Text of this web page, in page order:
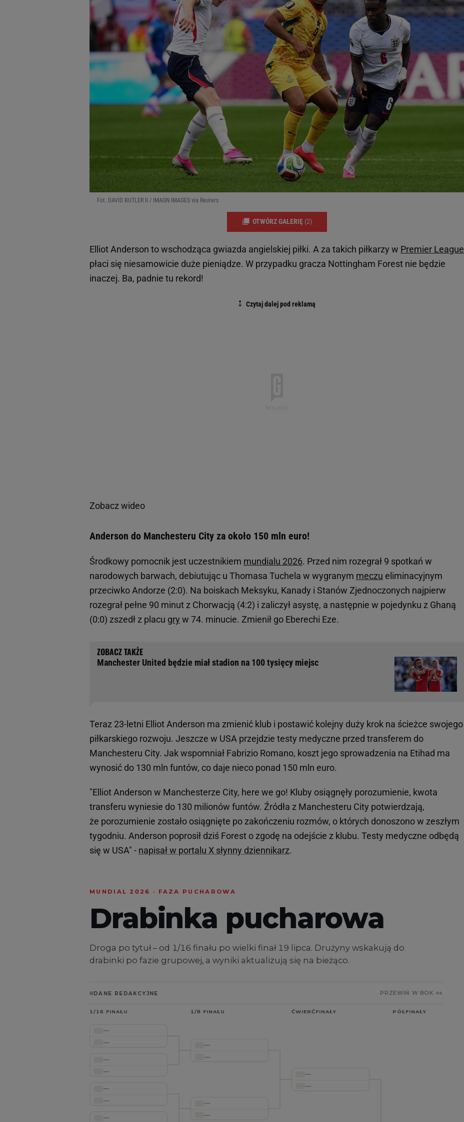
Fot. DAVID BUTLER II / IMAGN IMAGES via Reuters
OTWÓRZ GALERIĘ (2)
Elliot Anderson to wschodząca gwiazda angielskiej piłki. A za takich piłkarzy w Premier League
płaci się niesamowicie duże pieniądze. W przypadku gracza Nottingham Forest nie będzie
inaczej. Ba, padnie tu rekord!
Zobacz wideo
Anderson do Manchesteru City za około 150 mln euro!
Środkowy pomocnik jest uczestnikiem mundialu 2026. Przed nim rozegrał 9 spotkań w
narodowych barwach, debiutując u Thomasa Tuchela w wygranym meczu eliminacyjnym
przeciwko Andorze (2:0). Na boiskach Meksyku, Kanady i Stanów Zjednoczonych najpierw
rozegrał pełne 90 minut z Chorwacją (4:2) i zaliczył asystę, a następnie w pojedynku z Ghaną
(0:0) zszedł z placu gry w 74. minucie. Zmienił go Eberechi Eze.
Manchester United będzie miał stadion na 100 tysięcy miejsc
Teraz 23-letni Elliot Anderson ma zmienić klub i postawić kolejny duży krok na ścieżce swojego
piłkarskiego rozwoju. Jeszcze w USA przejdzie testy medyczne przed transferem do
Manchesteru City. Jak wspomniał Fabrizio Romano, koszt jego sprowadzenia na Etihad ma
wynosić do 130 mln funtów, co daje nieco ponad 150 mln euro.
"Elliot Anderson w Manchesterze City, here we go! Kluby osiągnęły porozumienie, kwota
transferu wyniesie do 130 milionów funtów. Źródła z Manchesteru City potwierdzają,
że porozumienie zostało osiągnięte po zakończeniu rozmów, o których donoszono w zeszłym
tygodniu. Anderson poprosił dziś Forest o zgodę na odejście z klubu. Testy medyczne odbędą
się w USA" - napisał w portalu X słynny dziennikarz.